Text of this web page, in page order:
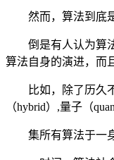
然而，算法到底
倒是有人认为算
算法自身的演进，而
比如，除了历久
（hybrid）,量子（
集所有算法于一